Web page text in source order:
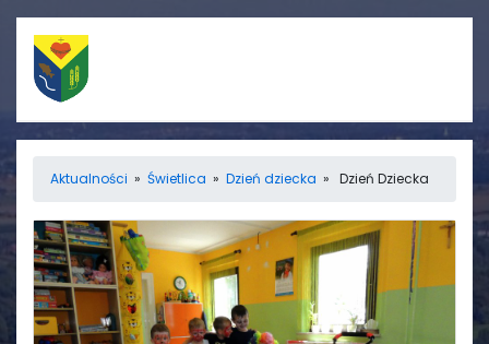
Straż Pożarna
Ośrodek zdrowia
Informacje
Aktualności
Aktualności » Świetlica » Dzień dziecka » Dzień Dziecka